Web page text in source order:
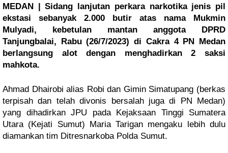
MEDAN | Sidang lanjutan perkara narkotika jenis pil
ekstasi sebanyak 2.000 butir atas nama Mukmin
Mulyadi, kebetulan mantan anggota DPRD
Tanjungbalai, Rabu (26/7/2023) di Cakra 4 PN Medan
berlangsung alot dengan menghadirkan 2 saksi
mahkota.
Ahmad Dhairobi alias Robi dan Gimin Simatupang (berkas
terpisah dan telah divonis bersalah juga di PN Medan)
yang dihadirkan JPU pada Kejaksaan Tinggi Sumatera
Utara (Kejati Sumut) Maria Tarigan mengaku lebih dulu
diamankan tim Ditresnarkoba Polda Sumut.